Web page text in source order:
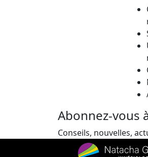
Abonnez-vous
Conseils, nouvelles,